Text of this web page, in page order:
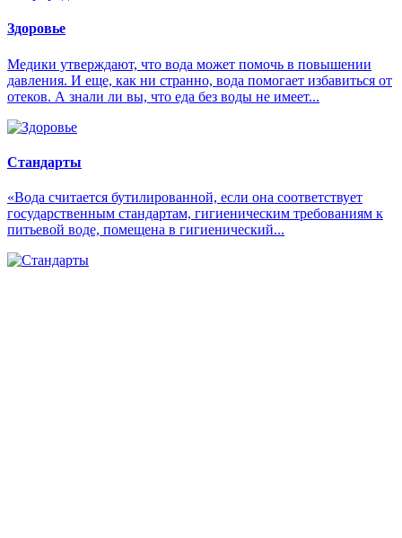
Здоровье
Медики утверждают, что вода может помочь в повышении
давления. И еще, как ни странно, вода помогает избавиться от
отеков. А знали ли вы, что еда без воды не имеет...
Стандарты
«Вода считается бутилированной, если она соответствует
государственным стандартам, гигиеническим требованиям к
питьевой воде, помещена в гигиенический...